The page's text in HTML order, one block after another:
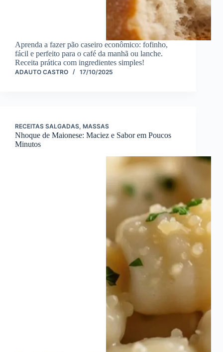
Aprenda a fazer pão caseiro econômico: fofinho,
fácil e perfeito para o café da manhã ou lanche.
Receita prática com ingredientes simples!
ADAUTO CASTRO 17/10/2025
RECEITAS SALGADAS, MASSAS
Nhoque de Maionese: Maciez e Sabor em Poucos
Minutos